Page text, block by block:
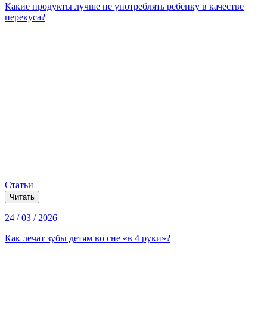
Какие продукты лучше не употреблять ребёнку в качестве
перекуса?
Статьи
Читать
24 / 03 / 2026
Как лечат зубы детям во сне «в 4 руки»?